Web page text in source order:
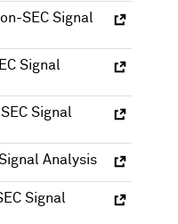
SEC Signal
Signal
Signal
Analysis
Signal